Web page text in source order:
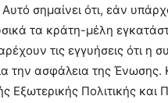
σημαίνει ότι, εάν
τα κράτη-μέλη
τις εγγυήσεις ότι η
την ασφάλεια της Ένωσης.
Εξωτερικής Πολιτικής και